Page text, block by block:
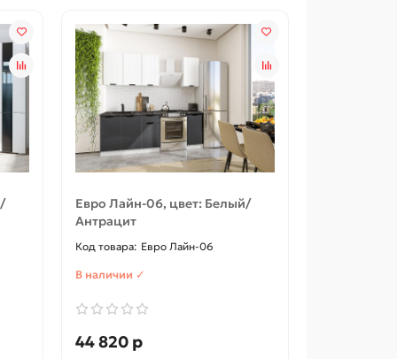
Евро Лайн-06, цвет: Белый/
Антрацит
Евро Лайн-06
В наличии ✓
44 820 р